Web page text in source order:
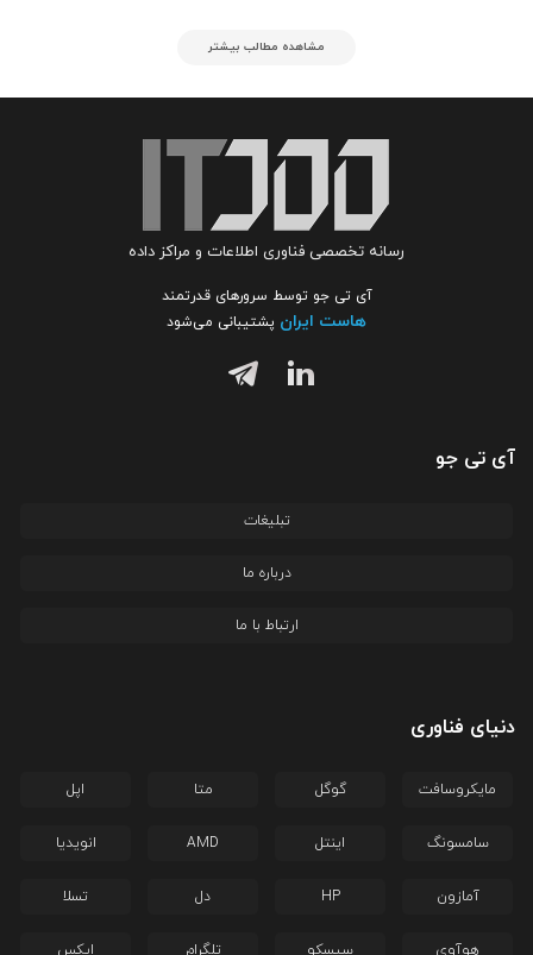
مشاهده مطالب بیشتر
رسانه تخصصی فناوری اطلاعات و مراکز داده
آی تی جو توسط سرورهای قدرتمند
هاست ایران پشتیبانی می‌شود
آی تی جو
تبلیغات
درباره ما
ارتباط با ما
دنیای فناوری
مایکروسافت گوگل متا اپل
سامسونگ اینتل AMD انویدیا
آمازون HP دل تسلا
هوآوی سیسکو تلگرام ایکس